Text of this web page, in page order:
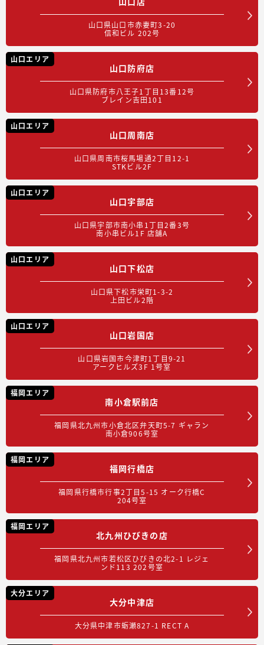
山口県山口市赤妻町3-20
信和ビル 202号
山口エリア
山口防府店
山口県防府市八王子1丁目13番12号
ブレイン吉田101
山口エリア
山口周南店
山口県周南市桜馬場通2丁目12-1
STKビル2F
山口エリア
山口宇部店
山口県宇部市南小串1丁目2番3号
南小串ビル1F 店舗A
山口エリア
山口下松店
山口県下松市栄町1-3-2
上田ビル2階
山口エリア
山口岩国店
山口県岩国市今津町1丁目9-21
アークヒルズ3F 1号室
福岡エリア
南小倉駅前店
福岡県北九州市小倉北区弁天町5-7 ギャラン
南小倉906号室
福岡エリア
福岡行橋店
福岡県行橋市行事2丁目5-15 オーク行橋C
204号室
福岡エリア
北九州ひびきの店
福岡県北九州市若松区ひびきの北2-1 レジェ
ンド113 202号室
大分エリア
大分中津店
大分県中津市蛎瀬827-1 RECT A